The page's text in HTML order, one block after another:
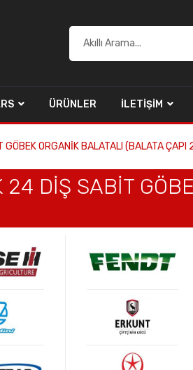
ÜRÜNLER İLETIŞIM
ORGANİK BALATALI (BALATA ÇAPI
24 DİŞ SABİT